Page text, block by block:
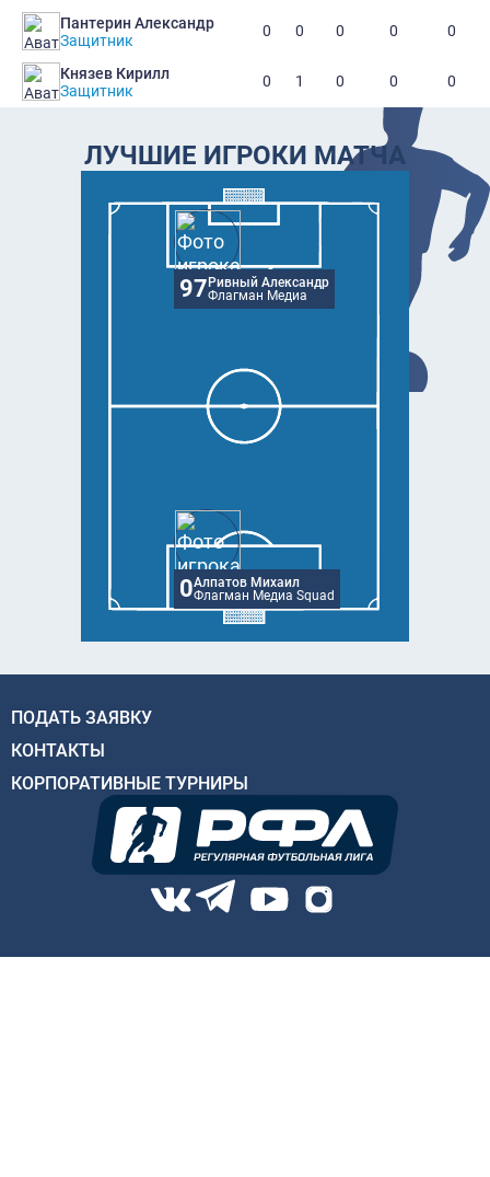
Пантерин Александр
Защитник
0 0 0 0 0
Князев Кирилл
Защитник
0 1 0 0 0
ЛУЧШИЕ ИГРОКИ МАТЧА
97Ривный Александр
Флагман Медиа
0Алпатов Михаил
Флагман Медиа Squad
ПОДАТЬ ЗАЯВКУ
КОНТАКТЫ
КОРПОРАТИВНЫЕ ТУРНИРЫ